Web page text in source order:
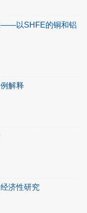
——以SHFE的铜和铝
解释
济性研究